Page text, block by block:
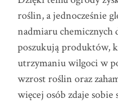
roślin, a jednocześnie
nadmiaru
poszukują produktów,
utrzymaniu wilgoci w
wzrost roślin oraz
więcej osób zdaje